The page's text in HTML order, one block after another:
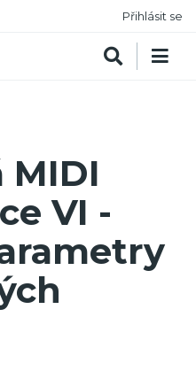
Přihlásit se
MIDI
VI -